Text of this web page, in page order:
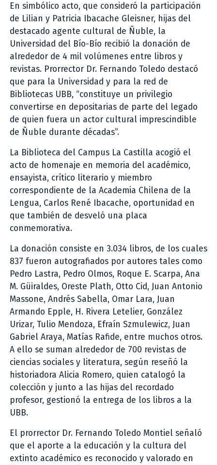
En simbólico acto, que consideró la participación
de Lilian y Patricia Ibacache Gleisner, hijas del
destacado agente cultural de Ñuble, la
Universidad del Bío-Bío recibió la donación de
alrededor de 4 mil volúmenes entre libros y
revistas. Prorrector Dr. Fernando Toledo destacó
que para la Universidad y para la red de
Bibliotecas UBB, “constituye un privilegio
convertirse en depositarias de parte del legado
de quien fuera un actor cultural imprescindible
de Ñuble durante décadas”.
La Biblioteca del Campus La Castilla acogió el
acto de homenaje en memoria del académico,
ensayista, crítico literario y miembro
correspondiente de la Academia Chilena de la
Lengua, Carlos René Ibacache, oportunidad en
que también de desveló una placa
conmemorativa.
La donación consiste en 3.034 libros, de los cuales
837 fueron autografiados por autores tales como
Pedro Lastra, Pedro Olmos, Roque E. Scarpa, Ana
M. Güiraldes, Oreste Plath, Otto Cid, Juan Antonio
Massone, Andrés Sabella, Omar Lara, Juan
Armando Epple, H. Rivera Letelier, González
Urizar, Tulio Mendoza, Efraín Szmulewicz, Juan
Gabriel Araya, Matías Rafide, entre muchos otros.
A ello se suman alrededor de 700 revistas de
ciencias sociales y literatura, según reseñó la
historiadora Alicia Romero, quien catalogó la
colección y junto a las hijas del recordado
profesor, gestionó la entrega de los libros a la
UBB.
El prorrector Dr. Fernando Toledo Montiel señaló
que el aporte a la educación y la cultura del
extinto académico es reconocido y valorado en